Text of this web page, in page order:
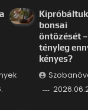
bonsai
öntözését –
tényleg
kényes?